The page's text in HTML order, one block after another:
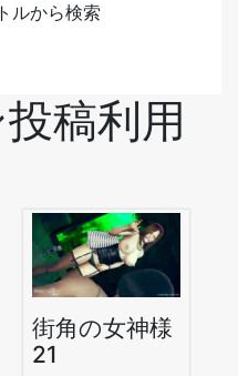
ルから検索
稿利用
街角の女神様
21